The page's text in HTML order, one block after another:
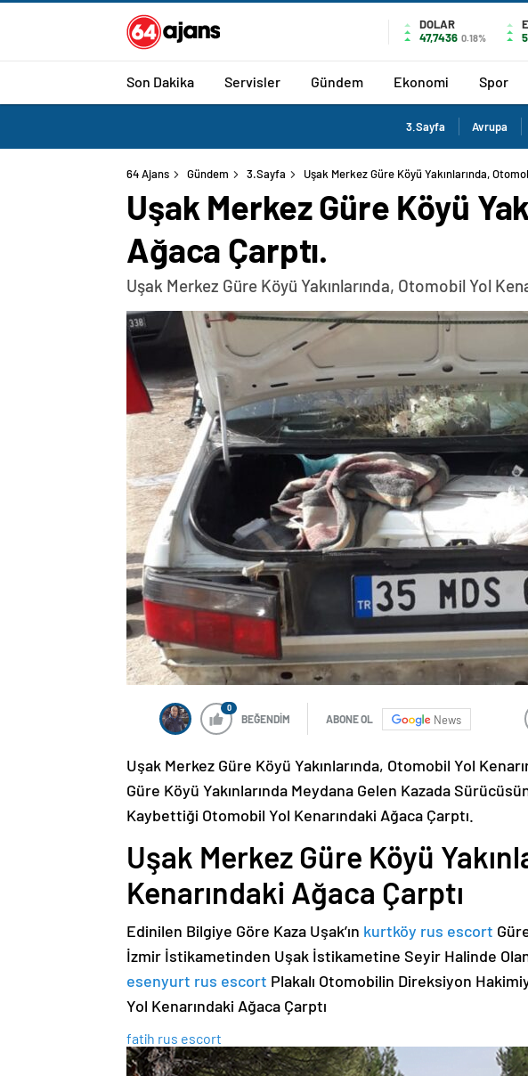
bahis
DOLAR
47,7436 0.18%
Son Dakika Servisler Gündem Ekonomi Spor
3.Sayfa Avrupa
64 Ajans Gündem 3.Sayfa Uşak Merkez Güre Köyü Yakınlarında,
Uşak Merkez Güre Köyü
Ağaca Çarptı.
Uşak Merkez Güre Köyü Yakınlarında, Otomobil Yol
0
BEĞENDİM ABONE OL News
Uşak Merkez Güre Köyü Yakınlarında, Otomobil Yol
Güre Köyü Yakınlarında Meydana Gelen Kazada
Kaybettiği Otomobil Yol Kenarındaki Ağaca Çarptı.
Uşak Merkez Güre Köyü
Kenarındaki Ağaca Çarptı
Edinilen Bilgiye Göre Kaza Uşak’ın kurtköy rus escort
İzmir İstikametinden Uşak İstikametine Seyir Halinde
esenyurt rus escort Plakalı Otomobilin Direksiyon
Yol Kenarındaki Ağaca Çarptı
fatih rus escort